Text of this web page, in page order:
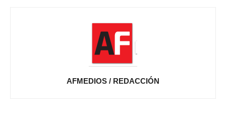
AFMEDIOS / REDACCIÓN